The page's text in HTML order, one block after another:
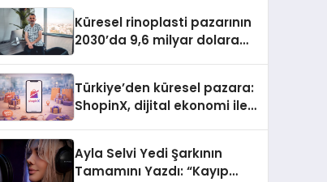
Küresel rinoplasti pazarının
2030’da 9,6 milyar dolara
Türkiye’den küresel pazara:
ShopinX, dijital ekonomi ile
Ayla Selvi Yedi Şarkının
Tamamını Yazdı: “Kayıp